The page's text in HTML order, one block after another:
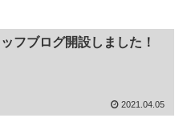
フブログ開設しました！
2021.04.05